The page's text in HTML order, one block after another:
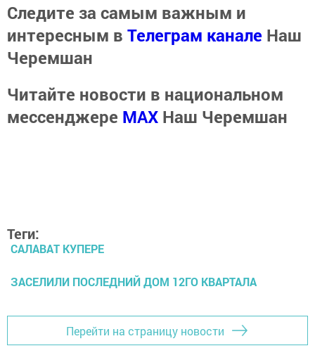
Следите за самым важным и
интересным в Телеграм канале Наш
Черемшан
Читайте новости в национальном
мессенджере MАХ Наш Черемшан
Теги:
САЛАВАТ КУПЕРЕ
ЗАСЕЛИЛИ ПОСЛЕДНИЙ ДОМ 12ГО КВАРТАЛА
Перейти на страницу новости